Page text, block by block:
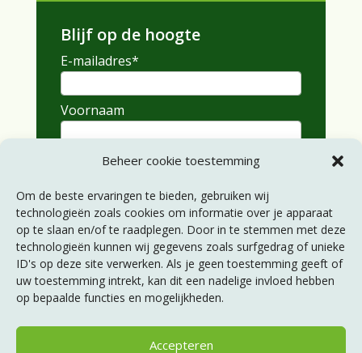
Beheer cookie toestemming
Om de beste ervaringen te bieden, gebruiken wij
technologieën zoals cookies om informatie over je apparaat
op te slaan en/of te raadplegen. Door in te stemmen met deze
technologieën kunnen wij gegevens zoals surfgedrag of unieke
ID's op deze site verwerken. Als je geen toestemming geeft of
uw toestemming intrekt, kan dit een nadelige invloed hebben
op bepaalde functies en mogelijkheden.
Accepteren
Blijf op de hoogte
E-mailadres*
Voornaam
Achternaam
Abonneren
Servicepagina’s